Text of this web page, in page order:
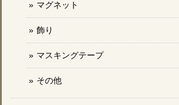
マグネット
飾り
マスキングテープ
その他